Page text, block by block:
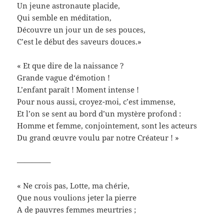
Un jeune astronaute placide,
Qui semble en méditation,
Découvre un jour un de ses pouces,
C’est le début des saveurs douces.»
« Et que dire de la naissance ?
Grande vague d‘émotion !
L’enfant paraît ! Moment intense !
Pour nous aussi, croyez-moi, c’est immense,
Et l’on se sent au bord d’un mystère profond :
Homme et femme, conjointement, sont les acteurs
Du grand œuvre voulu par notre Créateur ! »
————–
« Ne crois pas, Lotte, ma chérie,
Que nous voulions jeter la pierre
A de pauvres femmes meurtries ;